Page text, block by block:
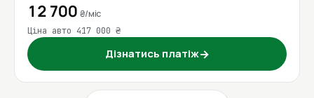
12 700 ₴/міс
Ціна авто 417 000 ₴
Дізнатись платіж→